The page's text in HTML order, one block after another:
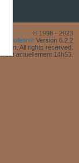
© 1998 - 2023
vBulletin® Version 6.2.2
All rights reserved.
est actuellement 14h53.